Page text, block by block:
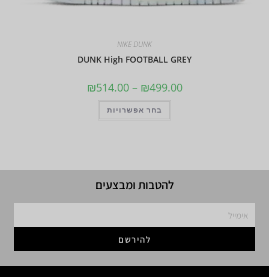
NIKE DUNK
DUNK High FOOTBALL GREY
₪499.00
–
₪514.00
בחר אפשרויות
להטבות ומבצעים
להירשם